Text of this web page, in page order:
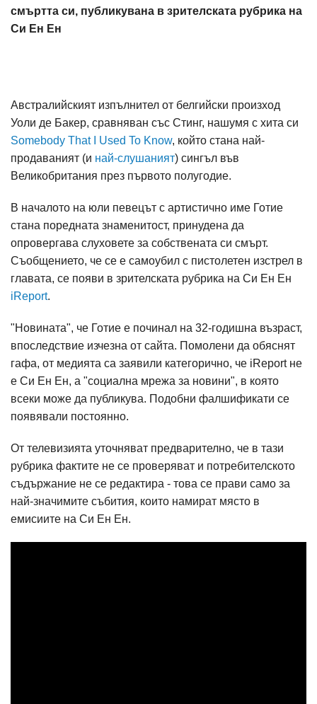
смъртта си, публикувана в зрителската рубрика на
Си Ен Ен
Австралийският изпълнител от белгийски произход
Уоли де Бакер, сравняван със Стинг, нашумя с хита си
Somebody That I Used To Know, който стана най-
продаваният (и най-слушаният) сингъл във
Великобритания през първото полугодие.
В началото на юли певецът с артистично име Готие
стана поредната знаменитост, принудена да
опровергава слуховете за собствената си смърт.
Съобщението, че се е самоубил с пистолетен изстрел в
главата, се появи в зрителската рубрика на Си Ен Ен
iReport.
"Новината", че Готие е починал на 32-годишна възраст,
впоследствие изчезна от сайта. Помолени да обяснят
гафа, от медията са заявили категорично, че iReport не
е Си Ен Ен, а "социална мрежа за новини", в която
всеки може да публикува. Подобни фалшификати се
появявали постоянно.
От телевизията уточняват предварително, че в тази
рубрика фактите не се проверяват и потребителското
съдържание не се редактира - това се прави само за
най-значимите събития, които намират място в
емисиите на Си Ен Ен.